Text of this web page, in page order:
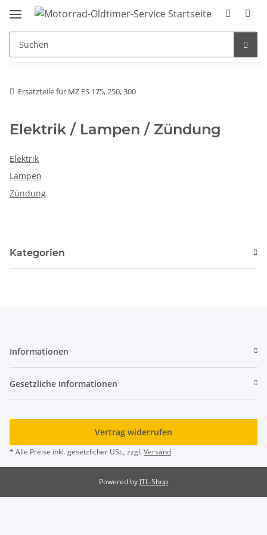
Ersatzteile für MZ ES 175, 250, 300
Elektrik / Lampen / Zündung
Elektrik
Lampen
Zündung
Kategorien
Informationen
Gesetzliche Informationen
Vertrag widerrufen
* Alle Preise inkl. gesetzlicher USt., zzgl.Versand
Powered by JTL-Shop